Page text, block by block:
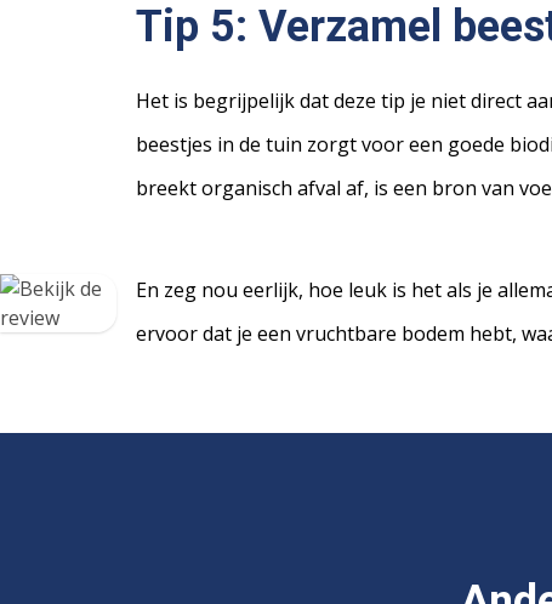
Tip 5: Verzamel
Het is begrijpelijk dat deze tip je niet direct
beestjes in de tuin zorgt voor een goede
breekt organisch afval af, is een bron van
En zeg nou eerlijk, hoe leuk is het als je
ervoor dat je een vruchtbare bodem hebt,